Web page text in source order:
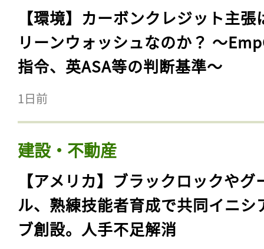
【環境】カーボンクレジット主張
リーンウォッシュなのか？ 〜
指令、英ASA等の判断基準〜
1日前
建設・不動産
【アメリカ】ブラックロックやグ
ル、熟練技能者育成で共同イニシ
ブ創設。人手不足解消